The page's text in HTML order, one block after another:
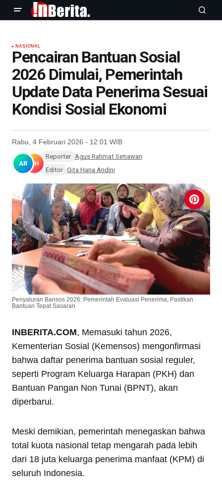
NASIONAL
Pencairan Bantuan Sosial
2026 Dimulai, Pemerintah
Update Data Penerima Sesuai
Kondisi Sosial Ekonomi
Rabu, 4 Februari 2026 - 12:01 WIB
AR GH
Reporter Agus Rahmat Setiawan
Editor Gita Hana Andini
Penyaluran Bansos 2026: Pemerintah Evaluasi Penerima, Pastikan
Bantuan Tepat Sasaran
INBERITA.COM, Memasuki tahun 2026,
Kementerian Sosial (Kemensos) mengonfirmasi
bahwa daftar penerima bantuan sosial reguler,
seperti Program Keluarga Harapan (PKH) dan
Bantuan Pangan Non Tunai (BPNT), akan
diperbarui.
Meski demikian, pemerintah menegaskan bahwa
total kuota nasional tetap mengarah pada lebih
dari 18 juta keluarga penerima manfaat (KPM) di
seluruh Indonesia.